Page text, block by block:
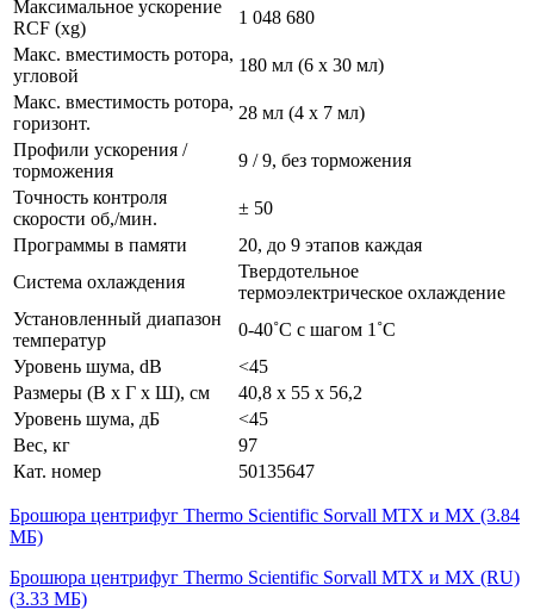
Максимальное ускорение
RCF (xg)
1 048 680
Макс. вместимость ротора,
угловой
180 мл (6 х 30 мл)
Макс. вместимость ротора,
горизонт.
28 мл (4 х 7 мл)
Профили ускорения /
торможения
9 / 9, без торможения
Точность контроля
скорости об,/мин.
± 50
Программы в памяти
20, до 9 этапов каждая
Система охлаждения
Твердотельное
термоэлектрическое охлаждение
Установленный диапазон
температур
0-40˚С с шагом 1˚С
Уровень шума, dB
<45
Размеры (В х Г х Ш), см
40,8 х 55 х 56,2
Уровень шума, дБ
<45
Вес, кг
97
Кат. номер
50135647
Брошюра центрифуг Thermo Scientific Sorvall MTX и MX (3.84
МБ)
Брошюра центрифуг Thermo Scientific Sorvall MTX и MX (RU)
(3.33 МБ)